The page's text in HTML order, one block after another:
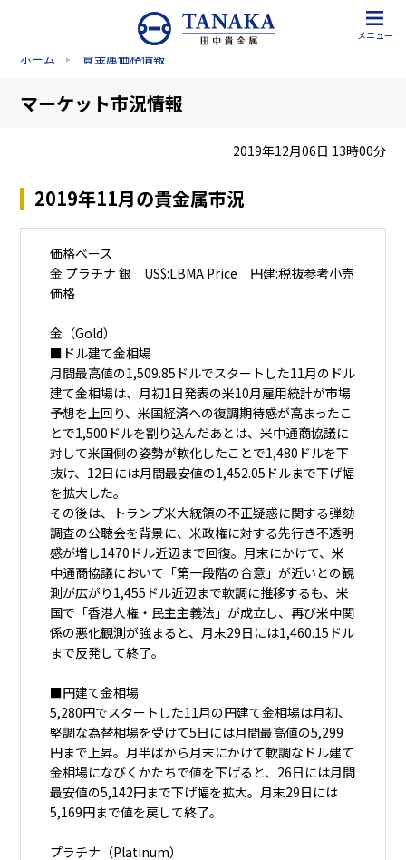
メニュー
ホーム 貴金属価格情報
マーケット市況情報
2019年12月06日 13時00分
2019年11月の貴金属市況
価格ベース
金 プラチナ 銀 US$:LBMA Price 円建:税抜参考小売
価格
金（Gold）
■ドル建て金相場
月間最高値の1,509.85ドルでスタートした11月のドル
建て金相場は、月初1日発表の米10月雇用統計が市場
予想を上回り、米国経済への復調期待感が高まったこ
とで1,500ドルを割り込んだあとは、米中通商協議に
対して米国側の姿勢が軟化したことで1,480ドルを下
抜け、12日には月間最安値の1,452.05ドルまで下げ幅
を拡大した。
その後は、トランプ米大統領の不正疑惑に関する弾劾
調査の公聴会を背景に、米政権に対する先行き不透明
感が増し1470ドル近辺まで回復。月末にかけて、米
中通商協議において「第一段階の合意」が近いとの観
測が広がり1,455ドル近辺まで軟調に推移するも、米
国で「香港人権・民主主義法」が成立し、再び米中関
係の悪化観測が強まると、月末29日には1,460.15ドル
まで反発して終了。
■円建て金相場
5,280円でスタートした11月の円建て金相場は月初、
堅調な為替相場を受けて5日には月間最高値の5,299
円まで上昇。月半ばから月末にかけて軟調なドル建て
金相場になびくかたちで値を下げると、26日には月間
最安値の5,142円まで下げ幅を拡大。月末29日には
5,169円まで値を戻して終了。
プラチナ（Platinum）